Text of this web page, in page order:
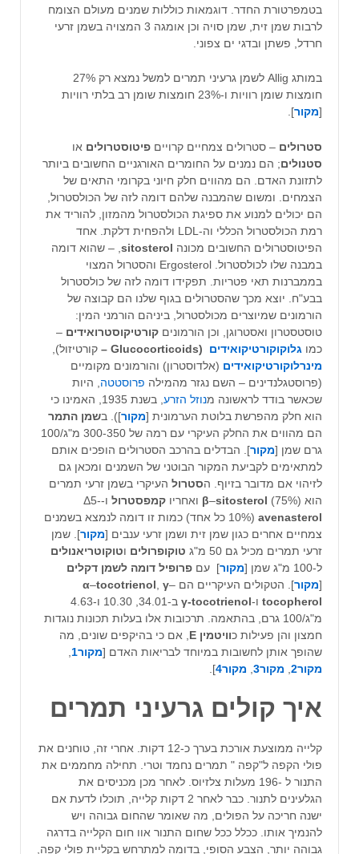
בטמפרטורת החדר. דוגמאות כוללות שמנים מעולם הצומח
לרבות שמן זית, שמן סויה וכן אומגה 3 המצויה בשמן זרעי
חרדל, פשתן ובדגי ים צפוני.
במותג Allig לשמן גרעיני תמרים למשל נמצא רק 27%
חומצות שומן רוויות ו-23% חומצות שומן רב בלתי רוויות
[מקור].
סטרולים – סטרולים צמחיים קרויים פיטוסטרולים או
סטנולים; הם נמנים על החומרים האורגניים החשובים ביותר
לתזונת האדם. הם מהווים חלק חיוני בקרומי התאים של
הצמחים. ומשום שהמבנה שלהם דומה לזה של הכולסטרול,
הם יכולים למנוע את ספיגת הכולסטרול מהמזון, להוריד את
רמת הכולסטרול הכללי וה-LDL ולהפחית דלקת. אחד
הפיטוסטרולים החשובים מכונה sitosterol , – שהוא דומה
במבנה שלו לכולסטרול. Ergosterol והסטרול המצוי
בממברנות תאי פטריות. תפקידו דומה לזה של כולסטרול
בבע"ח. יוצא מכך שהסטרולים בגוף שלנו הם קבוצה של
הורמונים שמיוצרים מכולסטרול, ביניהם הורמני המין:
טוסטסטרון ואסטרוגן, וכן הורמונים קורטיקוסטרואידים –
כמו גלוקוקורטיקואידים (Glucocorticoids –
קורטיזול),
מינרלוקורטיקואידים (אלדוסטרון) והורמונים מקומיים
(פרוסטגלנדינים – השם נגזר מהמילה פרוסטטה , היות
שכאשר בודד לראשונה מנוזל הזרע
, בשנת 1935, האמינו כי
הוא חלק מהפרשת בלוטת הערמונית [מקור]). בשמן התמר
הם מהווים את החלק העיקרי עם רמה של 300-350 מ"ג/100
גרם שמן [מקור]. הבדלים בהרכב הסטרולים הופכים אותם
למתאימים לקביעת המקור הבוטני של השמנים ומכאן גם
לזיהוי אם מדובר בזיוף. הסטרול העיקרי בשמן זרעי תמרים
הוא
β–sitosterol (75%) ואחריו קמפסטרול ו-Δ5-
avenasterol
(10% כל אחד) כמות זו דומה לנמצא בשמנים
צמחיים אחרים כגון שמן זית ושמן זרעי ענבים [מקור]. שמן
זרעי תמרים מכיל גם 50 מ"ג
טוקופרולים וטוקוטריאנולים
ל-100 מ"ג שמן [
מקור] עם פרופיל דומה לשמן דקלים
[מקור]. הטקולים העיקריים הם α–tocotrienol γ–
tocopherol ו-γ-tocotrienol
ב-34.01, 10.30 ו-4.63
מ"ג/100 גרם, בהתאמה. תרכובות אלו בעלות תכונות נוגדות
חמצון והן פעילות כוויטמין E
, אם כי בהיקפים שונים, מה
שהופך אותן לחשובות במיוחד לבריאות האדם [מקור1
מקור2
מקור3 מקור4 ].
איך קולים גרעיני תמרים
קלייה ממוצעת אורכת בערך כ-12 דקות. אחרי זה, טוחנים את
פולי הקפה ל"קפה " תמרים נחמד וטרי. תחילה מחממים את
התנור ל -196 מעלות צלזיוס. לאחר מכן מכניסים את
הגלעינים לתנור. כבר לאחר 2 דקות קלייה, תוכלו לדעת אם
ישנה חריכה על הפולים, מה שאומר שהחום גבוהה ויש
להנמיך אותו. ככלל ככל שחום התנור אוו חום הקלייה בדרגה
גבוהה יותר, הצבע הסופי, בדומה למתרחש בקליית פולי קפה,